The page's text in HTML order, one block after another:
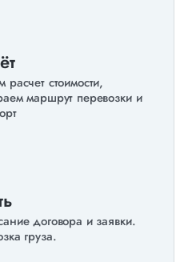
стоимости,
маршрут перевозки и
договора и заявки.
груза.